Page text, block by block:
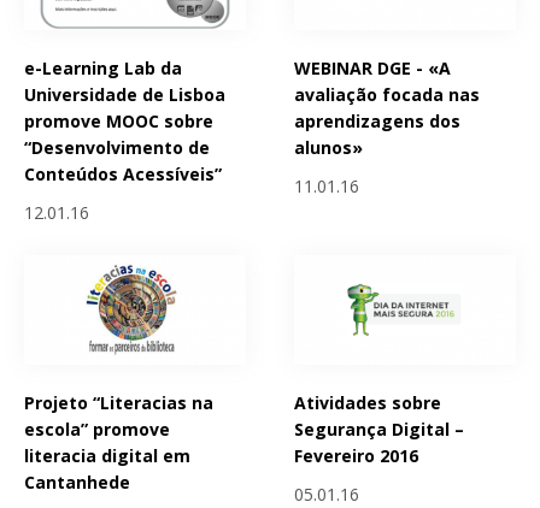
e-Learning Lab da
Universidade de Lisboa
promove MOOC sobre
“Desenvolvimento de
Conteúdos Acessíveis”
12.01.16
WEBINAR DGE - «A
avaliação focada nas
aprendizagens dos
alunos»
11.01.16
Projeto “Literacias na
escola” promove
literacia digital em
Cantanhede
Atividades sobre
Segurança Digital –
Fevereiro 2016
05.01.16